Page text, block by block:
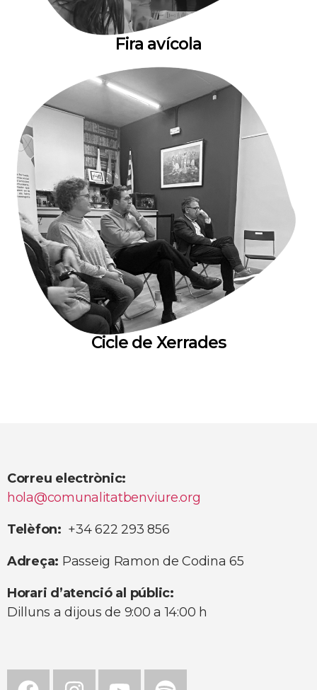
Fira avícola
Cicle de Xerrades
Correu electrònic:
hola@comunalitatbenviure.org
Telèfon: +34 622 293 856
Adreça: Passeig Ramon de Codina 65
Horari d’atenció al públic:
Dilluns a dijous de 9:00 a 14:00 h